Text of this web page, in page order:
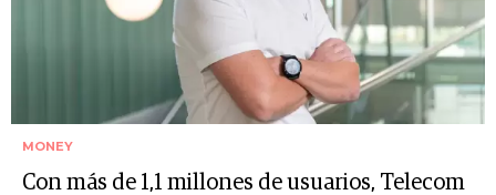
MONEY
Con más de 1,1 millones de usuarios, Telecom